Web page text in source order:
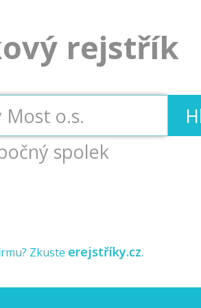
rejstřík
spolek
Zkuste erejstříky.cz.